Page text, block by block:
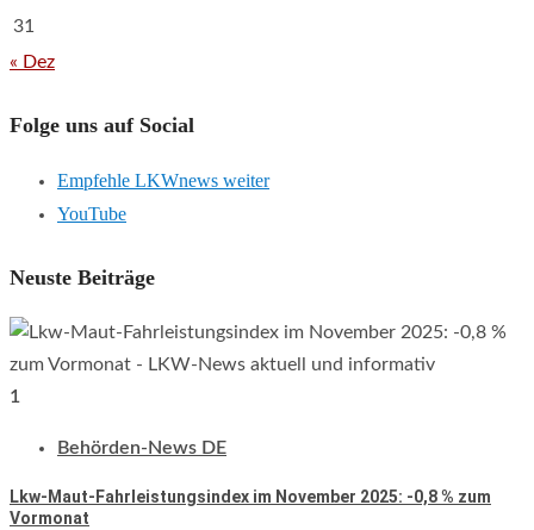
31
« Dez
Folge uns auf Social
Empfehle LKWnews weiter
YouTube
Neuste Beiträge
1
Behörden-News DE
Lkw-Maut-Fahrleistungsindex im November 2025: -0,8 % zum
Vormonat